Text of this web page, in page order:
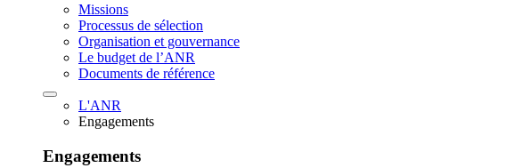
Missions
Processus de sélection
Organisation et gouvernance
Le budget de l’ANR
Documents de référence
L'ANR
Engagements
Engagements